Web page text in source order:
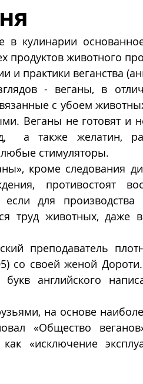
в кулинарии
продуктов животного
и практики веганства
- веганы, в
с убоем
Веганы не готовят и
а также желатин,
стимуляторы.
кроме следования
противостоят
для производства
труд животных, даже
преподаватель
со своей женой
английского
на основе
«Общество
«исключение